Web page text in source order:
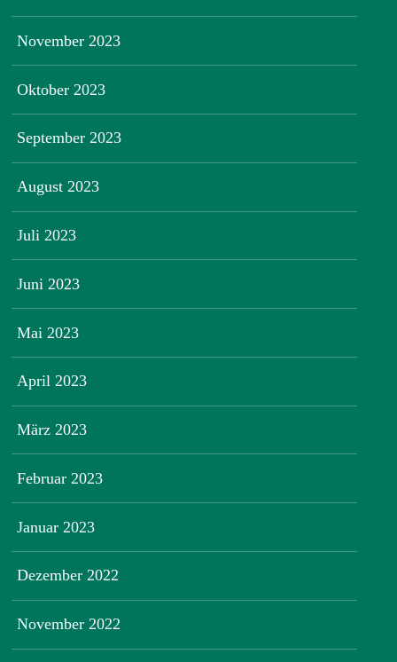
November 2023
Oktober 2023
September 2023
August 2023
Juli 2023
Juni 2023
Mai 2023
April 2023
März 2023
Februar 2023
Januar 2023
Dezember 2022
November 2022